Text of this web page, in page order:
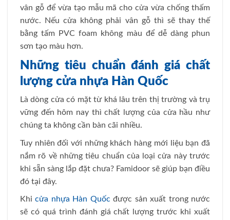
vân gỗ để vừa tạo mẫu mã cho cửa vừa chống thấm
nước. Nếu cửa không phải vân gỗ thì sẽ thay thế
bằng tấm PVC foam không màu để dễ dàng phun
sơn tạo màu hơn.
Những tiêu chuẩn đánh giá chất
lượng cửa nhựa Hàn Quốc
Là dòng cửa có mặt từ khá lâu trên thị trường và trụ
vững đến hôm nay thì chất lượng của cửa hầu như
chúng ta không cần bàn cãi nhiều.
Tuy nhiên đối với những khách hàng mới liệu bạn đã
nắm rõ về những tiêu chuẩn của loại cửa này trước
khi sẵn sàng lắp đặt chưa? Famidoor sẽ giúp bạn điều
đó tại đây.
Khicửa nhựa Hàn Quốc được sản xuất trong nước
sẽ có quá trình đánh giá chất lượng trước khi xuất